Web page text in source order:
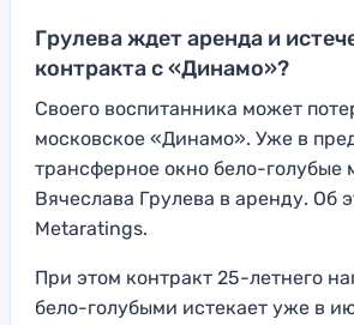
Грулева ждет аренда и
контракта с «Динамо»?
Своего воспитанника может
московское «Динамо». Уже в
трансферное окно бело-голубые
Вячеслава Грулева в аренду. Об
Metaratings.
При этом контракт 25-летнего
бело-голубыми истекает уже в